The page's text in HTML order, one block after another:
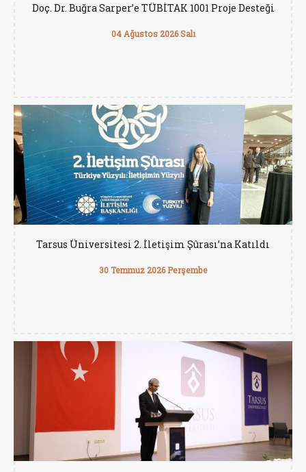
Doç. Dr. Buğra Sarper’e TÜBİTAK 1001 Proje Desteği
04 Ağustos 2026 Salı
Tarsus Üniversitesi 2. İletişim Şûrası’na Katıldı
30 Temmuz 2026 Perşembe